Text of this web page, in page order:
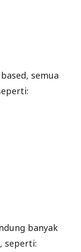
semua
banyak
seperti: